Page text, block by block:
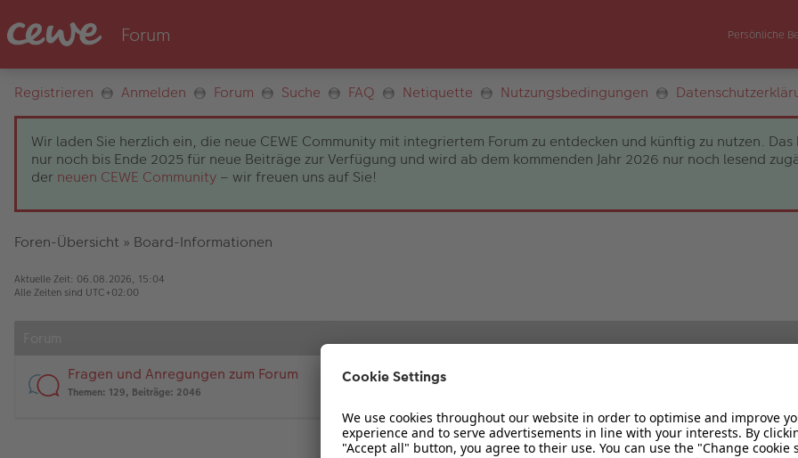
Persönliche
Registrieren Anmelden Forum Suche FAQ Netiquette Nutzungsbedingungen
Wir laden Sie herzlich ein, die neue CEWE Community mit integriertem Forum zu entdecken und künftig zu nutzen.
nur noch bis Ende 2025 für neue Beiträge zur Verfügung und wird ab dem kommenden Jahr 2026 nur noch lesend
der neuen CEWE Community – wir freuen uns auf Sie!
Foren-Übersicht » Board-Informationen
Aktuelle Zeit: 06.08.2026, 15:04
Alle Zeiten sind UTC+02:00
Fragen und Anregungen zum Forum
Themen: 129, Beiträge: 2046